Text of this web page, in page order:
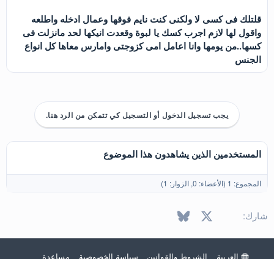
قلتلك فى كسى لا ولكنى كنت نايم فوقها وعمال ادخله واطلعه
واقول لها لازم اجرب كسك يا لبوة وقعدت انيكها لحد مانزلت فى
كسها..من يومها وانا اعامل امى كزوجتى وامارس معاها كل انواع
الجنس
يجب تسجيل الدخول أو التسجيل كي تتمكن من الرد هنا.
المستخدمين الذين يشاهدون هذا الموضوع
المجموع: 1 (الأعضاء: 0, الزوار: 1)
شارك: فيسبوك Bluesky
العربية الشروط والقوانين سياسة الخصوصية مساعدة